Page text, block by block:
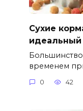
Сухие
идеальный
временем
0 42